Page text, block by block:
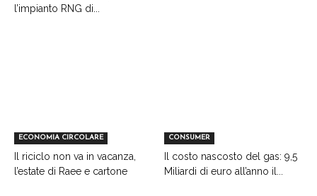
l’impianto RNG di...
ECONOMIA CIRCOLARE
Il riciclo non va in vacanza,
l’estate di Raee e cartone
CONSUMER
Il costo nascosto del gas: 9,5
Miliardi di euro all’anno il...